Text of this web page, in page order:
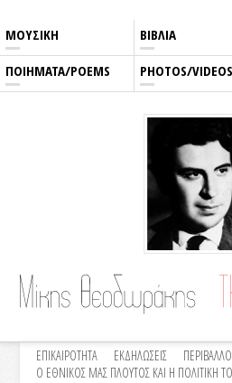
ΜΟΥΣΙΚΗ ΒΙΒΛΙΑ
ΠΟΙΗΜΑΤΑ/POEMS PHOTOS/VIDEOS
ΕΠΙΚΑΙΡΟΤΗΤΑ ΕΚΔΗΛΩΣΕΙΣ
Ο ΕΘΝΙΚΟΣ ΜΑΣ ΠΛΟΥΤΟΣ ΚΑΙ Η ΠΟΛΙΤΙΚΗ